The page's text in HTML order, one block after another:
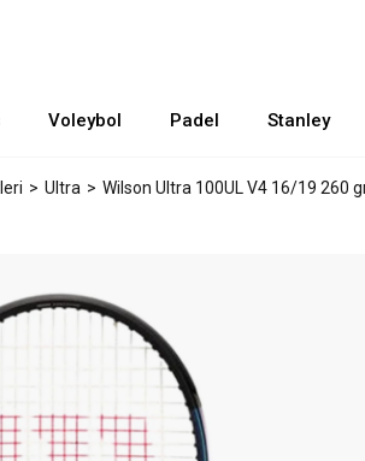
Voleybol Padel Stanley
Ultra Wilson Ultra 100UL V4 16/19 260